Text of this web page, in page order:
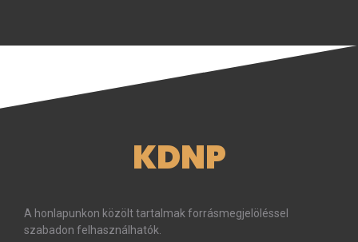
KDNP
A honlapunkon közölt tartalmak forrásmegjelöléssel
szabadon felhasználhatók.